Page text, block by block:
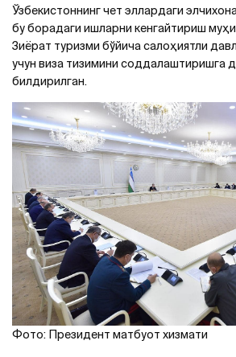
Ўзбекистоннинг чет эллардаги
бу борадаги ишларни кенгайтириш
Зиёрат туризми бўйича салоҳиятли
учун виза тизимини соддалаштиришга
билдирилган.
Фото: Президент матбуот хизмати